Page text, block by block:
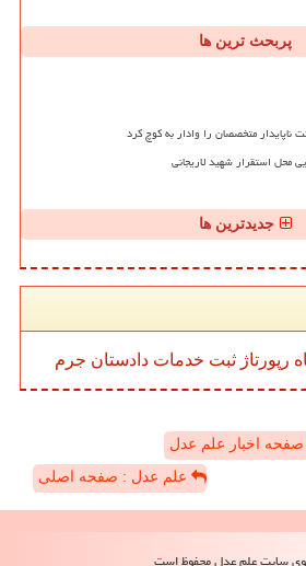
پربحث ترین ها
ناپایدار متخصصان را وادار به کوچ کرد
محل استقرار شهید لاریجانی
جدیدترین ها
رپورتاژ ثبت خدمات دادستان جرم
صفحه اخبار علم عدل
علم عدل : صفحه اصلی